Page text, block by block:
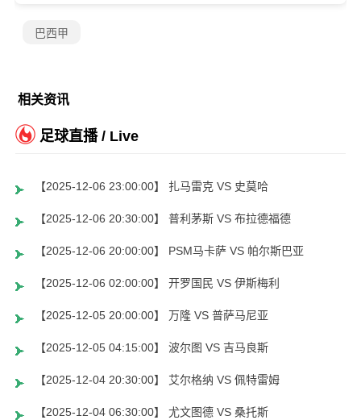
巴西甲
相关资讯
足球直播 / Live
【2025-12-06 23:00:00】 扎马雷克 VS 史莫哈
【2025-12-06 20:30:00】 普利茅斯 VS 布拉德福德
【2025-12-06 20:00:00】 PSM马卡萨 VS 帕尔斯巴亚
【2025-12-06 02:00:00】 开罗国民 VS 伊斯梅利
【2025-12-05 20:00:00】 万隆 VS 普萨马尼亚
【2025-12-05 04:15:00】 波尔图 VS 吉马良斯
【2025-12-04 20:30:00】 艾尔格纳 VS 佩特雷姆
【2025-12-04 06:30:00】 尤文图德 VS 桑托斯